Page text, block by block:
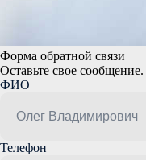
Форма обратной связи
Оставьте свое
ФИО
Телефон